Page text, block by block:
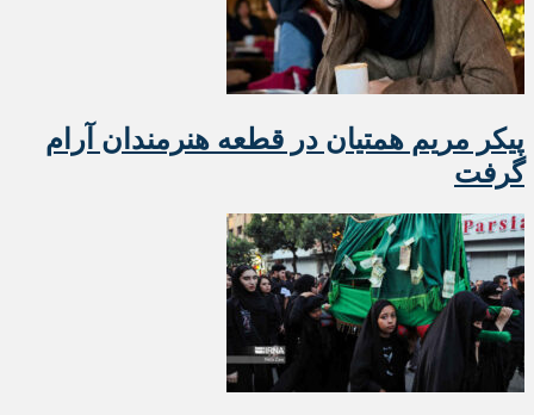
پیکر مریم همتیان در قطعه هنرمندان آرام
گرفت